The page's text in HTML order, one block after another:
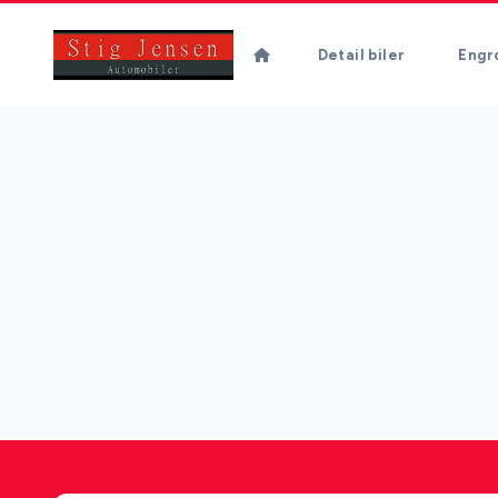
Detail biler